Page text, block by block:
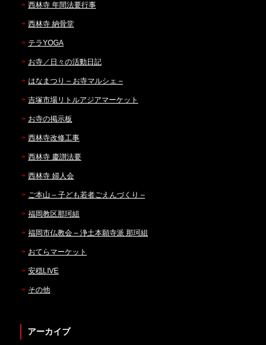
西林寺 年間法要行事
西林寺 納骨堂
テラYOGA
お寺／日々の活動日記
はなまつり – お寺マルシェ –
吉塚市場リトルアジアマーケット
お寺の掲示板
西林寺改修工事
西林寺 慶讃法要
西林寺 婦人会
ご本山 – 子ども若者ごえんづくり –
福岡教区那珂組
福岡市仏教会 – 浄土本願寺派 那珂組
おてらマーケット
安穏LIVE
その他
アーカイブ